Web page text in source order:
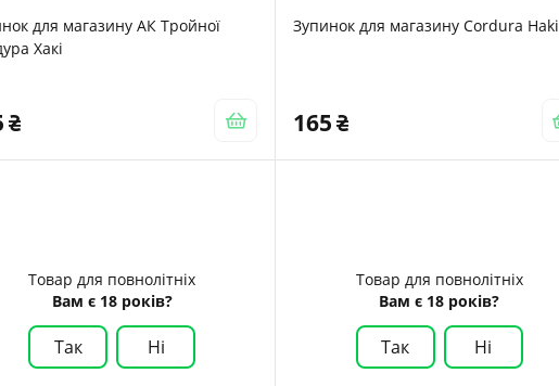
для магазину АК Тройної
Хакі
Зупинок для магазину Cordura Haki
165
Товар для повнолітніх
Вам є 18 років?
Так Ні
Товар для повнолітніх
Вам є 18 років?
Так Ні